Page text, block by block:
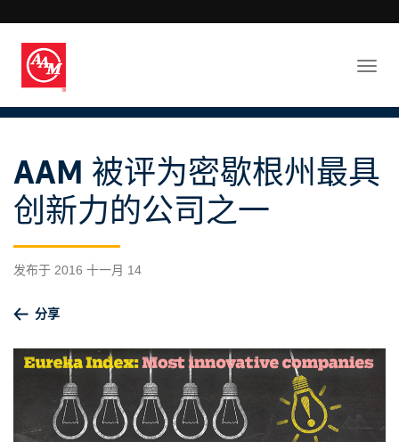
AAM 被评为密歇根州最具
创新力的公司之一
发布于 2016 十一月 14
分享